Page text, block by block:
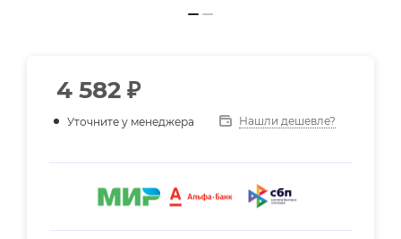
4 582 ₽
Уточните у менеджера Нашли дешевле?